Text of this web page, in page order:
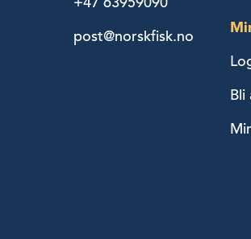
post@norskfisk.no
Bli